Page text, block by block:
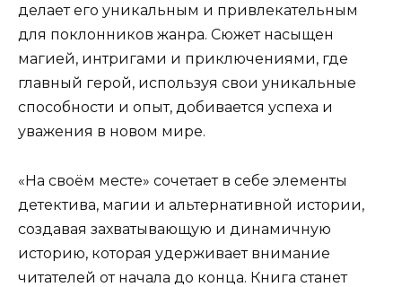
делает его уникальным и привлекательным
для поклонников жанра. Сюжет насыщен
магией, интригами и приключениями, где
главный герой, используя свои уникальные
способности и опыт, добивается успеха и
уважения в новом мире.
«На своём месте» сочетает в себе элементы
детектива, магии и альтернативной истории,
создавая захватывающую и динамичную
историю, которая удерживает внимание
читателей от начала до конца. Книга станет